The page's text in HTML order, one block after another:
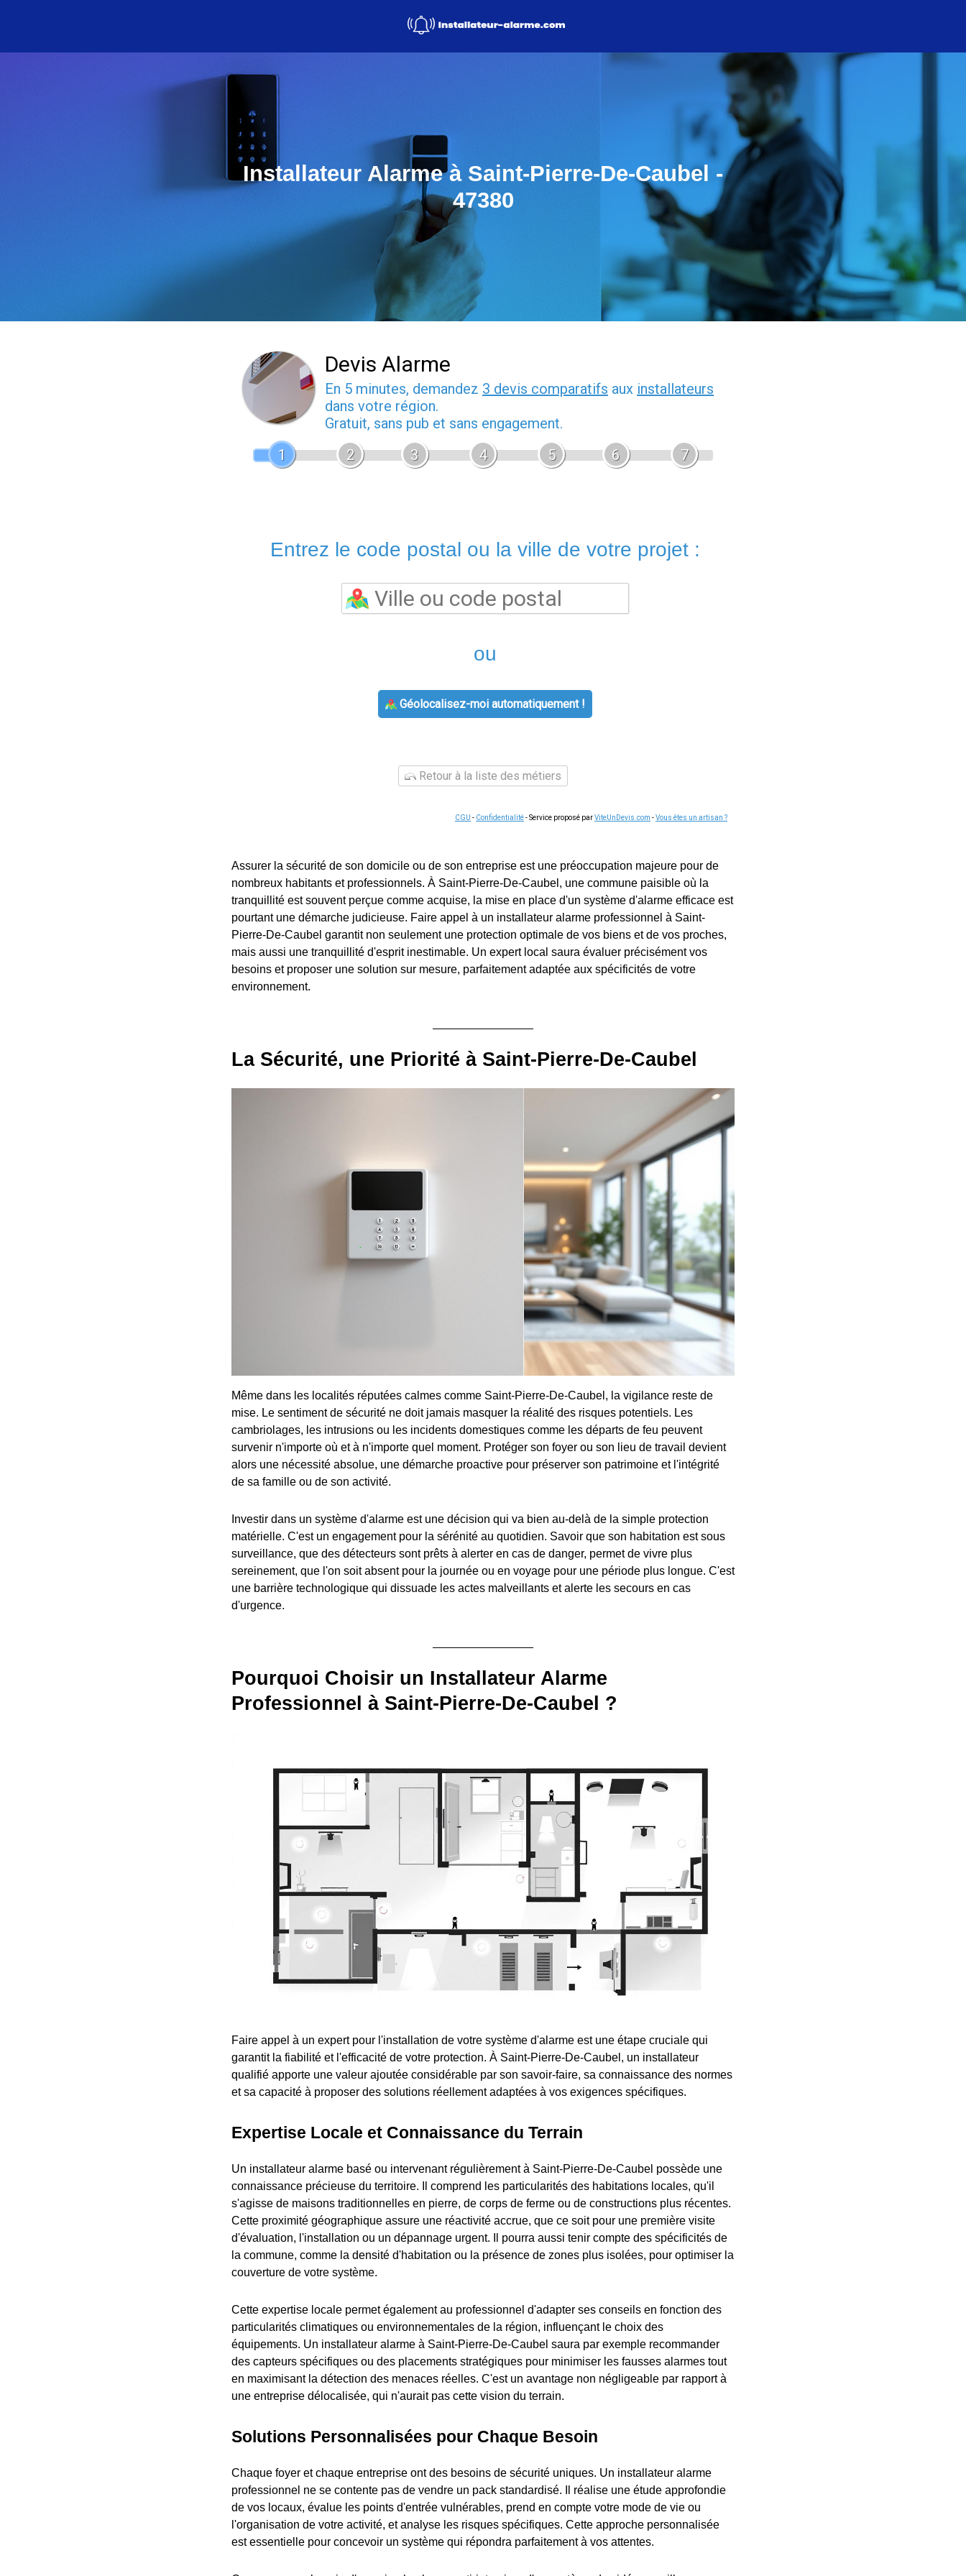
Installateur Alarme à Saint-Pierre-De-Caubel -
47380
Devis Alarme
En 5 minutes, demandez 3 devis comparatifs aux installateurs
dans votre région.
Gratuit, sans pub et sans engagement.
1
2 3 4 5 6 7
Entrez le code postal ou la ville de votre projet :
ou
Géolocalisez-moi automatiquement !
Retour à la liste des métiers
CGU - Confidentialité- Service proposé parViteUnDevis.com -Vous êtes un artisan ?
Assurer la sécurité de son domicile ou de son entreprise est une préoccupation majeure pour de
nombreux habitants et professionnels. À Saint-Pierre-De-Caubel, une commune paisible où la
tranquillité est souvent perçue comme acquise, la mise en place d'un système d'alarme efficace est
pourtant une démarche judicieuse. Faire appel à un installateur alarme professionnel à Saint-
Pierre-De-Caubel garantit non seulement une protection optimale de vos biens et de vos proches,
mais aussi une tranquillité d'esprit inestimable. Un expert local saura évaluer précisément vos
besoins et proposer une solution sur mesure, parfaitement adaptée aux spécificités de votre
environnement.
La Sécurité, une Priorité à Saint-Pierre-De-Caubel
Même dans les localités réputées calmes comme Saint-Pierre-De-Caubel, la vigilance reste de
mise. Le sentiment de sécurité ne doit jamais masquer la réalité des risques potentiels. Les
cambriolages, les intrusions ou les incidents domestiques comme les départs de feu peuvent
survenir n'importe où et à n'importe quel moment. Protéger son foyer ou son lieu de travail devient
alors une nécessité absolue, une démarche proactive pour préserver son patrimoine et l'intégrité
de sa famille ou de son activité.
Investir dans un système d'alarme est une décision qui va bien au-delà de la simple protection
matérielle. C'est un engagement pour la sérénité au quotidien. Savoir que son habitation est sous
surveillance, que des détecteurs sont prêts à alerter en cas de danger, permet de vivre plus
sereinement, que l'on soit absent pour la journée ou en voyage pour une période plus longue. C'est
une barrière technologique qui dissuade les actes malveillants et alerte les secours en cas
d'urgence.
Pourquoi Choisir un Installateur Alarme
Professionnel à Saint-Pierre-De-Caubel ?
Faire appel à un expert pour l'installation de votre système d'alarme est une étape cruciale qui
garantit la fiabilité et l'efficacité de votre protection. À Saint-Pierre-De-Caubel, un installateur
qualifié apporte une valeur ajoutée considérable par son savoir-faire, sa connaissance des normes
et sa capacité à proposer des solutions réellement adaptées à vos exigences spécifiques.
Expertise Locale et Connaissance du Terrain
Un installateur alarme basé ou intervenant régulièrement à Saint-Pierre-De-Caubel possède une
connaissance précieuse du territoire. Il comprend les particularités des habitations locales, qu'il
s'agisse de maisons traditionnelles en pierre, de corps de ferme ou de constructions plus récentes.
Cette proximité géographique assure une réactivité accrue, que ce soit pour une première visite
d'évaluation, l'installation ou un dépannage urgent. Il pourra aussi tenir compte des spécificités de
la commune, comme la densité d'habitation ou la présence de zones plus isolées, pour optimiser la
couverture de votre système.
Cette expertise locale permet également au professionnel d'adapter ses conseils en fonction des
particularités climatiques ou environnementales de la région, influençant le choix des
équipements. Un installateur alarme à Saint-Pierre-De-Caubel saura par exemple recommander
des capteurs spécifiques ou des placements stratégiques pour minimiser les fausses alarmes tout
en maximisant la détection des menaces réelles. C'est un avantage non négligeable par rapport à
une entreprise délocalisée, qui n'aurait pas cette vision du terrain.
Solutions Personnalisées pour Chaque Besoin
Chaque foyer et chaque entreprise ont des besoins de sécurité uniques. Un installateur alarme
professionnel ne se contente pas de vendre un pack standardisé. Il réalise une étude approfondie
de vos locaux, évalue les points d'entrée vulnérables, prend en compte votre mode de vie ou
l'organisation de votre activité, et analyse les risques spécifiques. Cette approche personnalisée
est essentielle pour concevoir un système qui répondra parfaitement à vos attentes.